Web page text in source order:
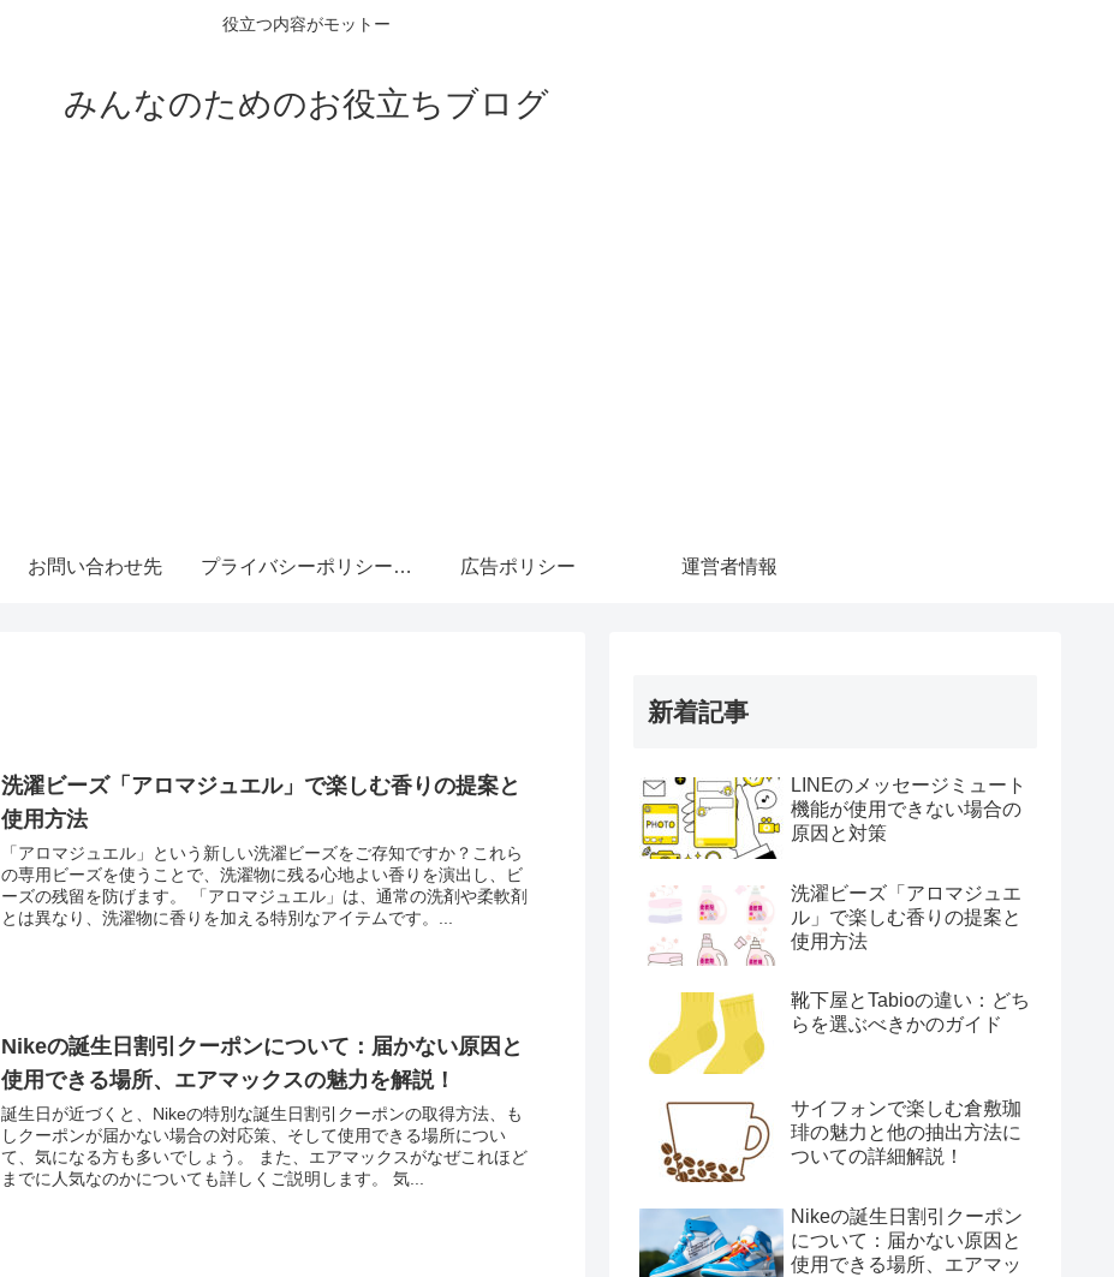
役立つ内容がモットー
みんなのためのお役立ちブログ
お問い合わせ先 プライバシーポリシー・免責事項 広告ポリシー 運営者情報
洗濯ビーズ「アロマジュエル」で楽しむ香りの提案と
使用方法
「アロマジュエル」という新しい洗濯ビーズをご存知ですか？これら
の専用ビーズを使うことで、洗濯物に残る心地よい香りを演出し、ビ
ーズの残留を防げます。 「アロマジュエル」は、通常の洗剤や柔軟剤
とは異なり、洗濯物に香りを加える特別なアイテムです。...
Nikeの誕生日割引クーポンについて：届かない原因と
使用できる場所、エアマックスの魅力を解説！
誕生日が近づくと、Nikeの特別な誕生日割引クーポンの取得方法、も
しクーポンが届かない場合の対応策、そして使用できる場所につい
て、気になる方も多いでしょう。 また、エアマックスがなぜこれほど
までに人気なのかについても詳しくご説明します。 気...
新着記事
LINEのメッセージミュート
機能が使用できない場合の
原因と対策
洗濯ビーズ「アロマジュエ
ル」で楽しむ香りの提案と
使用方法
靴下屋とTabioの違い：どち
らを選ぶべきかのガイド
サイフォンで楽しむ倉敷珈
琲の魅力と他の抽出方法に
ついての詳細解説！
Nikeの誕生日割引クーポン
について：届かない原因と
使用できる場所、エアマッ